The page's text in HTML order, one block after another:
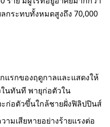
กระทบทั้งหมดสูงถึง 70,000
แรกของฤดูกาลและแสดงให้
นทันที พายุก่อตัวใน
ก่อตัวขึ้นใกล้ชายฝั่งฟิลิปปินส์
ามเสียหายอย่างร้ายแรงต่อ